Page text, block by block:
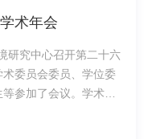
区。科学界对于干旱
解，制约了针对这些
建了一个全球干旱区
个地点的2204条观测
术年会
研究中心召开第二十六
委员会委员、学位委
参加了会议。学术委
的重要作用，他表示